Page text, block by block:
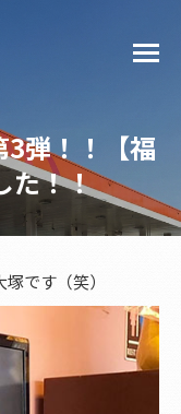
弾！！【福
た！！
です（笑）